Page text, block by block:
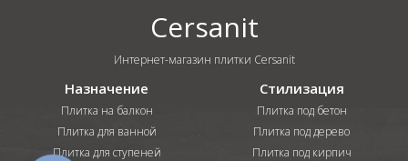
Cersanit
Интернет-магазин плитки Cersanit
Назначение
Плитка на балкон
Плитка для ванной
Плитка для ступеней
Стилизация
Плитка под бетон
Плитка под дерево
Плитка под кирпич